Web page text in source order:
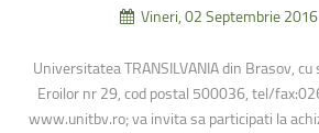
Vineri, 02 Septembrie
Universitatea TRANSILVANIA din Brasov,
Eroilor nr 29, cod postal 500036, tel/
www.unitbv.ro; va invita sa participati la